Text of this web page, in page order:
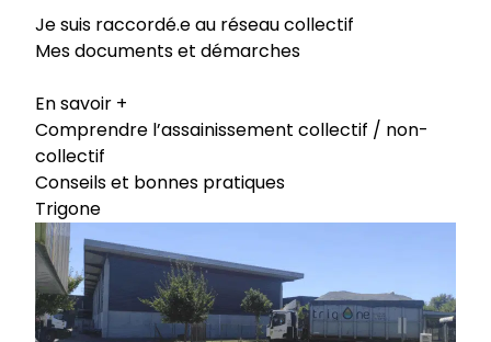
Je suis raccordé.e au réseau collectif
Mes documents et démarches
En savoir +
Comprendre l’assainissement collectif / non-
collectif
Conseils et bonnes pratiques
Trigone